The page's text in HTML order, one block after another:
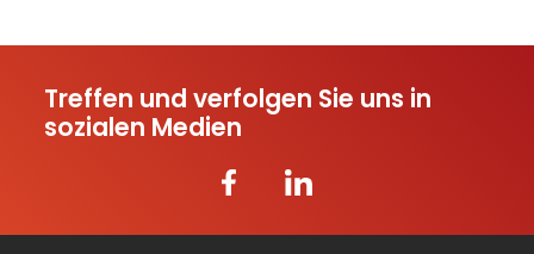
Treffen und verfolgen Sie uns in
sozialen Medien